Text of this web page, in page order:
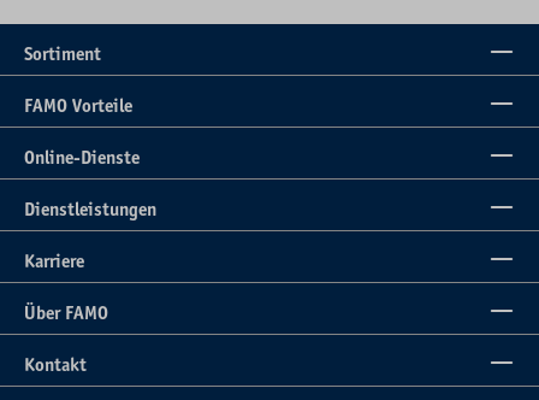
Sortiment
FAMO Vorteile
Online-Dienste
Dienstleistungen
Karriere
Über FAMO
Kontakt